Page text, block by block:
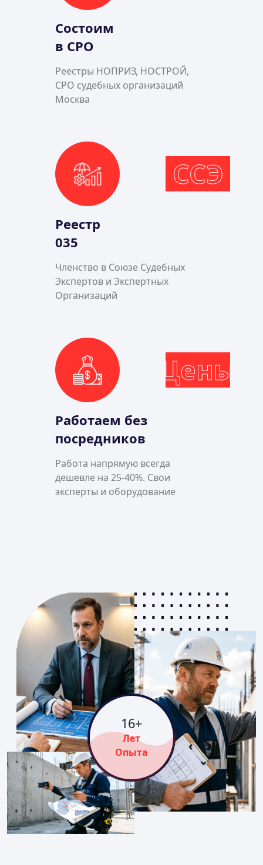
Состоим
в СРО
Реестры НОПРИЗ, НОСТРОЙ,
СРО судебных организаций
Москва
ССЭ
Реестр
035
Членство в Союзе Судебных
Экспертов и Экспертных
Организаций
Цены
Работаем без
посредников
Работа напрямую всегда
дешевле на 25-40%. Свои
эксперты и оборудование
16+
Лет
Опыта